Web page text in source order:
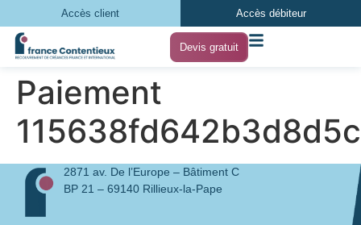
Accès client Accès débiteur
Devis gratuit
Paiement
2871 av. De l’Europe – Bâtiment C
BP 21 – 69140 Rillieux-la-Pape